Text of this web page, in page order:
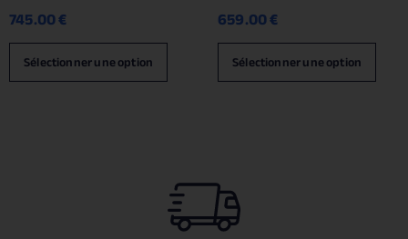
745.00€
Sélectionner une option
659.00€
Sélectionner une option